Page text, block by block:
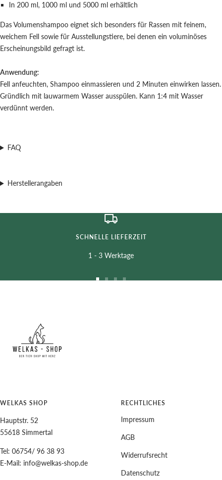
In 200 ml, 1000 ml und 5000 ml erhältlich
Das Volumenshampoo eignet sich besonders für Rassen mit feinem,
weichem Fell sowie für Ausstellungstiere, bei denen ein voluminöses
Erscheinungsbild gefragt ist.
Anwendung:
Fell anfeuchten, Shampoo einmassieren und 2 Minuten einwirken lassen.
Gründlich mit lauwarmem Wasser ausspülen. Kann 1:4 mit Wasser
verdünnt werden.
FAQ
Herstellerangaben
SCHNELLE LIEFERZEIT
1 - 3 Werktage
WELKAS SHOP
Hauptstr. 52
55618 Simmertal
Tel: 06754/ 96 38 93
E-Mail: info@welkas-shop.de
RECHTLICHES
Impressum
AGB
Widerrufsrecht
Datenschutz